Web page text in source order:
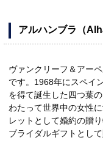
アルハンブラ（
ヴァンクリーフ＆アー
です。1968年にスペイ
を得て誕生した四つ葉
わたって世界中の女性
レットとして婚約の贈
ブライダルギフトとし